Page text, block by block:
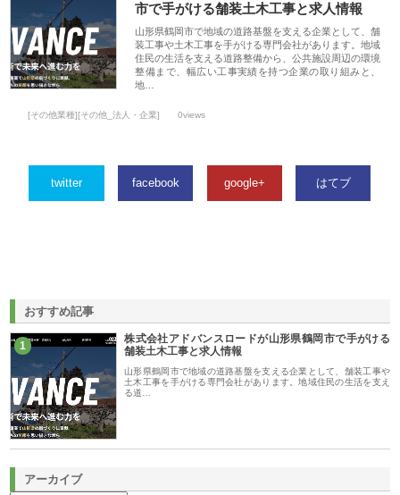
市で手がける舗装土木工事と求人情報
山形県鶴岡市で地域の道路基盤を支える企業として、舗
装工事や土木工事を手がける専門会社があります。地域
住民の生活を支える道路整備から、公共施設周辺の環境
整備まで、幅広い工事実績を持つ企業の取り組みと、
地…
[その他業種][その他_法人・企業] 0views
twitter facebook google+ はてブ
おすすめ記事
1
株式会社アドバンスロードが山形県鶴岡市で手がける
舗装土木工事と求人情報
山形県鶴岡市で地域の道路基盤を支える企業として、舗装工事や
土木工事を手がける専門会社があります。地域住民の生活を支え
る道…
アーカイブ